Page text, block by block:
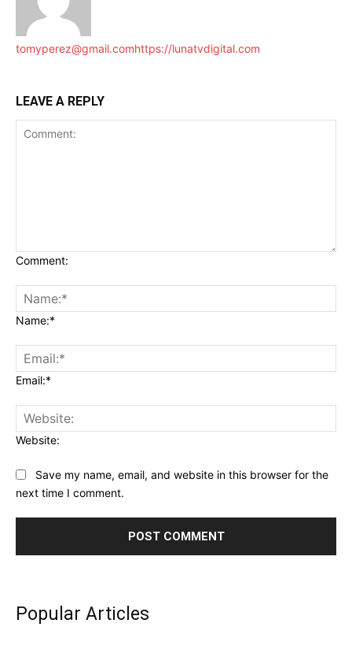
tomyperez@gmail.comhttps://lunatvdigital.com
LEAVE A REPLY
Comment:
Name:*
Email:*
Website:
Save my name, email, and website in this browser for the
next time I comment.
Popular Articles